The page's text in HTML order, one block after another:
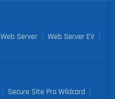
Web Server
Web Server EV
Secure Site Pro Wildcard